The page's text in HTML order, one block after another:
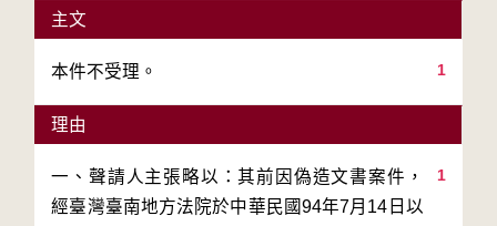
主文
1
本件不受理。
理由
1
一、聲請人主張略以：其前因偽造文書案件，
經臺灣臺南地方法院於中華民國94年7月14日以